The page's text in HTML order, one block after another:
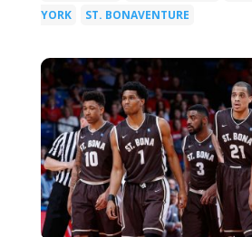
YORK
ST. BONAVENTURE